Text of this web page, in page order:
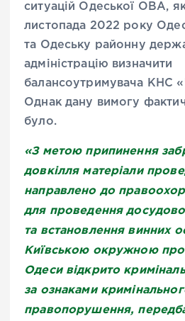
ситуацій Одеської ОВА,
листопада 2022 року
та Одеську районну
адміністрацію визначити
балансоутримувача КНС
Однак дану вимогу
було.
«З метою припинення
довкілля матеріали
направлено до
для проведення
та встановлення винних
Київською окружною
Одеси відкрито
за ознаками
правопорушення,